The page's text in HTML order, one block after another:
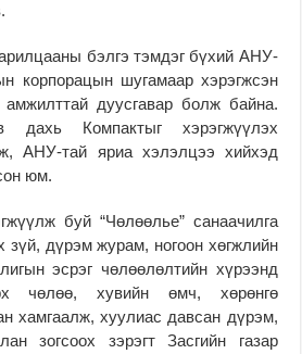
бэлгэ тэмдэг бүхий АНУ-
корпорацын шугамаар хэрэгжсэн
дуусгавар болж байна.
дахь Компактыг хэрэгжүүлэх
АНУ-тай яриа хэлэлцээ хийхэд
юм.
буй “Чөлөөлье” санаачилга
зүй, дүрэм журам, ногоон хөгжлийн
эсрэг чөлөөлөлтийн хүрээнд
чөлөө, хувийн өмч, хөрөнгө
хамгаалж, хуулиас давсан дүрэм,
зогсоох зэрэгт Засгийн газар